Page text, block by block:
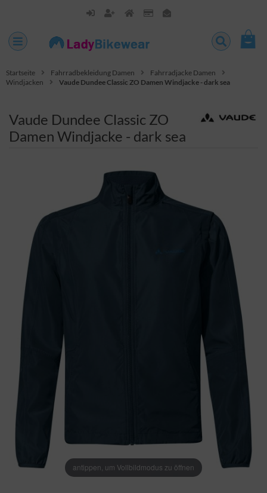
Startseite Fahrradbekleidung Damen
Fahrradjacke Damen
Windjacken
Vaude Dundee Classic ZO Damen Windjacke - dark sea
Vaude Dundee Classic ZO
Damen Windjacke - dark sea
antippen, um Vollbildmodus zu öffnen